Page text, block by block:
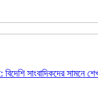
সাংবাদিকদের সামনে